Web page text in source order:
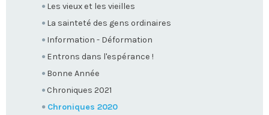
Les vieux et les vieilles
La sainteté des gens ordinaires
Information - Déformation
Entrons dans l'espérance !
Bonne Année
Chroniques 2021
Chroniques 2020